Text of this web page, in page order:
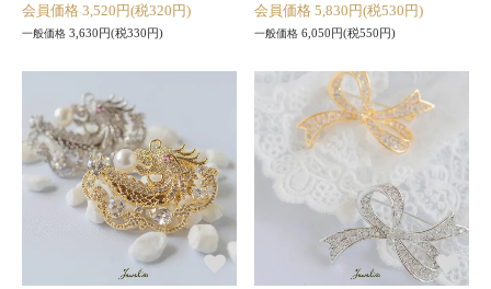
会員価格 3,520円(税320円)
一般価格 3,630円(税330円)
会員価格 5,830円(税530円)
一般価格 6,050円(税550円)